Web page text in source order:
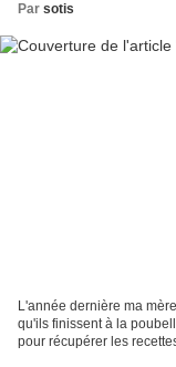
Par sotis
L'année dernière ma
qu'ils finissent à la
pour récupérer les